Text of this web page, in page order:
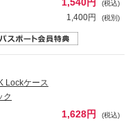
(税込)
1,400円 (税別)
Lockケース
ク
1,628円 (税込)